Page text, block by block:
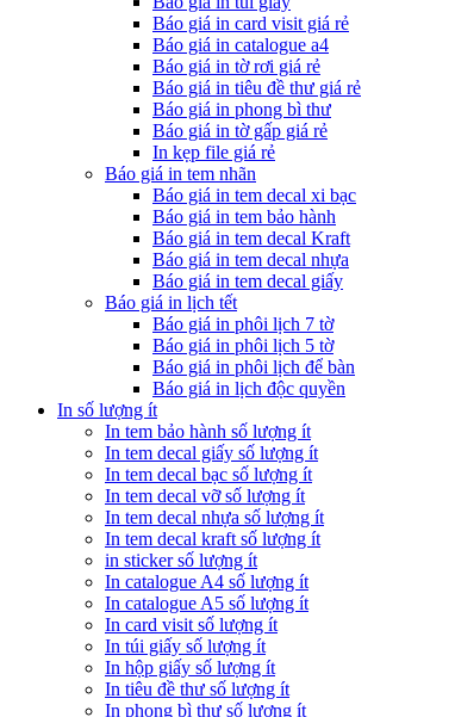
Báo giá in card visit giá rẻ
Báo giá in catalogue a4
Báo giá in tờ rơi giá rẻ
Báo giá in tiêu đề thư giá rẻ
Báo giá in phong bì thư
Báo giá in tờ gấp giá rẻ
In kẹp file giá rẻ
Báo giá in tem nhãn
Báo giá in tem decal xi bạc
Báo giá in tem bảo hành
Báo giá in tem decal Kraft
Báo giá in tem decal nhựa
Báo giá in tem decal giấy
Báo giá in lịch tết
Báo giá in phôi lịch 7 tờ
Báo giá in phôi lịch 5 tờ
Báo giá in phôi lịch để bàn
Báo giá in lịch độc quyền
In số lượng ít
In tem bảo hành số lượng ít
In tem decal giấy số lượng ít
In tem decal bạc số lượng ít
In tem decal vỡ số lượng ít
In tem decal nhựa số lượng ít
In tem decal kraft số lượng ít
in sticker số lượng ít
In catalogue A4 số lượng ít
In catalogue A5 số lượng ít
In card visit số lượng ít
In túi giấy số lượng ít
In hộp giấy số lượng ít
In tiêu đề thư số lượng ít
In phong bì thư số lượng ít